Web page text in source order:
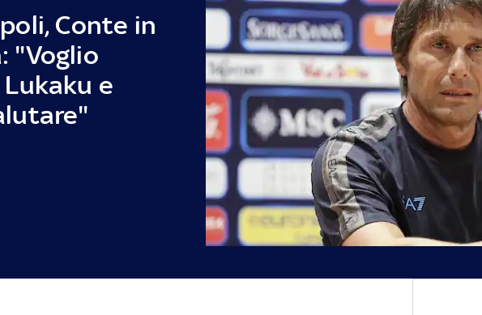
Conte in
"Voglio
e